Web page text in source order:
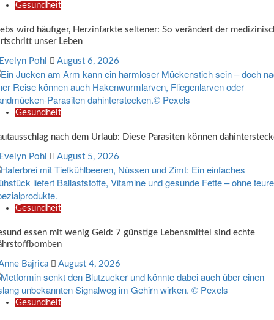
Gesundheit
wird häufiger, Herzinfarkte seltener: So verändert der
unser Leben
Pohl August 6, 2026
Gesundheit
nach dem Urlaub: Diese Parasiten können
Pohl August 5, 2026
Gesundheit
essen mit wenig Geld: 7 günstige Lebensmittel sind echte
Bajrica August 4, 2026
Gesundheit